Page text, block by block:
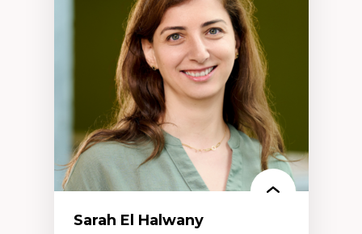
Décolonisation et autochtonisation de la
formation à l’enseignement
Littératie et didactique du français
Éducation inclusive
Formation à l’enseignement en contexte
francophone minoritaire
Identité linguistique et culturelle
Recherche-action et approches
participatives
Leadership éducatif et pratiques réflexives
Éducation durable et bien-être en
enseignement
Sarah El Halwany